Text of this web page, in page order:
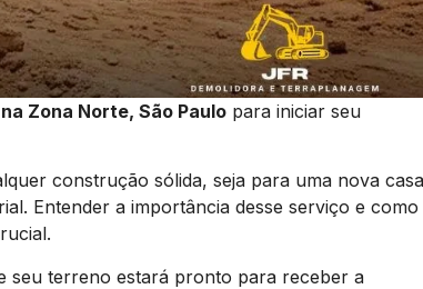
Zona Norte, São Paulo para iniciar seu
construção sólida, seja para uma nova
Entender a importância desse serviço e como
seu terreno estará pronto para receber a